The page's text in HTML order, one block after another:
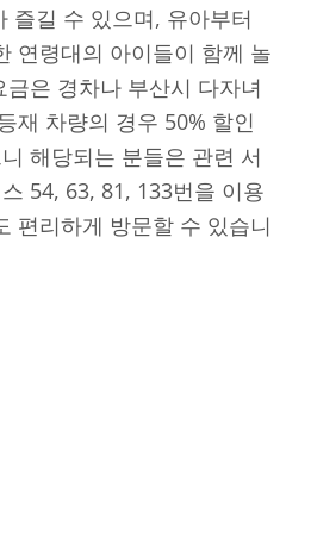
즐길 수 있으며, 유아부터
연령대의 아이들이 함께 놀
은 경차나 부산시 다자녀
재 차량의 경우 50% 할인
해당되는 분들은 관련 서
54, 63, 81, 133번을 이용
편리하게 방문할 수 있습니